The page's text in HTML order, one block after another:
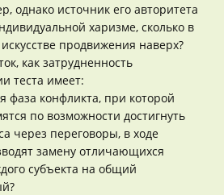
однако источник его авторитета
харизме, сколько в
продвижения наверх?
как затрудненность
теста имеет:
фаза конфликта, при которой
по возможности достигнуть
через переговоры, в ходе
замену отличающихся
субъекта на общий